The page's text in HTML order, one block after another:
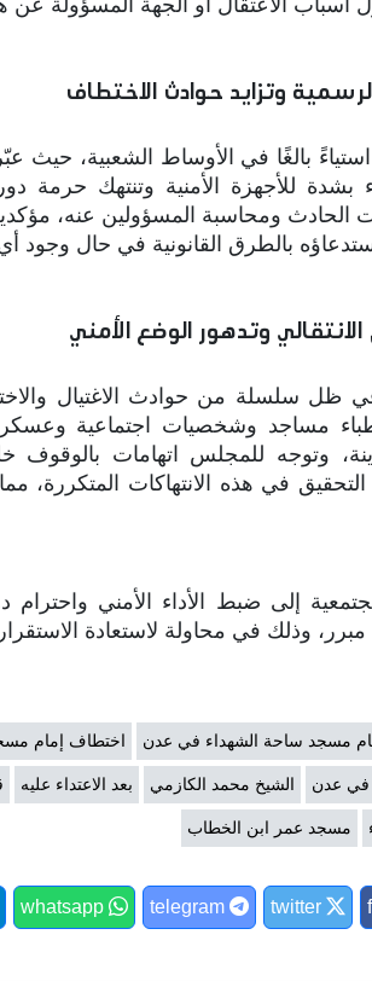
وتزايد حوادث الاختطاف
استياءً بالغًا في الأوساط الشعبية،
بشدة للأجهزة الأمنية وتنتهك حرمة
الحادث ومحاسبة المسؤولين عنه،
بالطرق القانونية في حال وجود
وتدهور الوضع الأمني
ظل سلسلة من حوادث الاغتيال
مساجد وشخصيات اجتماعية
وتوجه للمجلس اتهامات
في هذه الانتهاكات المتكررة،
إلى ضبط الأداء الأمني
وذلك في محاولة لاستعادة
مسجد ساحة الشهداء في عدن اختطاف إمام
في عدن الشيخ محمد الكازمي بعد الاعتداء عليه
مسجد عمر ابن الخطاب